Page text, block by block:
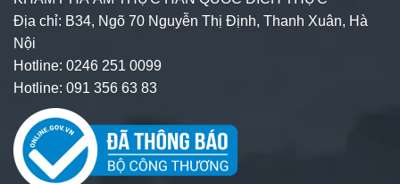
Địa chỉ: B34, Ngõ 70 Nguyễn Thị Định, Thanh Xuân, Hà
Nội
Hotline: 0246 251 0099
Hotline: 091 356 63 83